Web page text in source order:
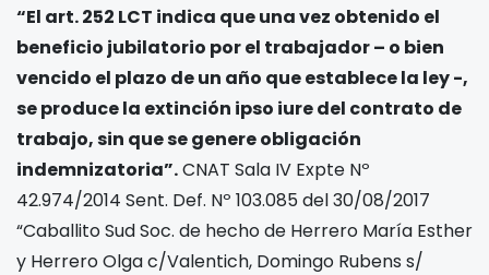
“El art. 252 LCT indica que una vez obtenido el
beneficio jubilatorio por el trabajador – o bien
vencido el plazo de un año que establece la ley -,
se produce la extinción ipso iure del contrato de
trabajo, sin que se genere obligación
indemnizatoria”.CNAT Sala IV Expte Nº
42.974/2014 Sent. Def. Nº 103.085 del 30/08/2017
“Caballito Sud Soc. de hecho de Herrero María Esther
y Herrero Olga c/Valentich, Domingo Rubens s/